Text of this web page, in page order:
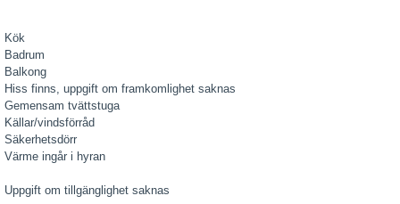
Kök
Badrum
Balkong
Hiss finns, uppgift om framkomlighet saknas
Gemensam tvättstuga
Källar/vindsförråd
Säkerhetsdörr
Värme ingår i hyran
Uppgift om tillgänglighet saknas